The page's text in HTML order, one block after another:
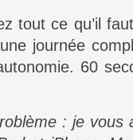
tout ce qu’il
journée
60
: je vous